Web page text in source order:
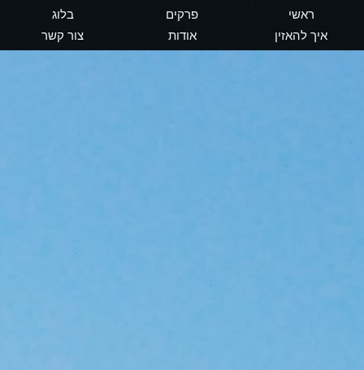
ראשי פרקים
בלוג
איך להאזין
אודות צור קשר